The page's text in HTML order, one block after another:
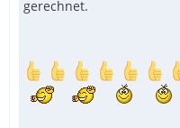
gerechnet.